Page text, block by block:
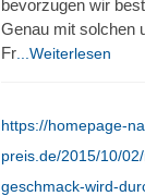
bevorzugen wir
Genau mit solchen
Fr ...Weiterlesen
https://homepage-
preis.de/2015/10/
geschmack-wird-